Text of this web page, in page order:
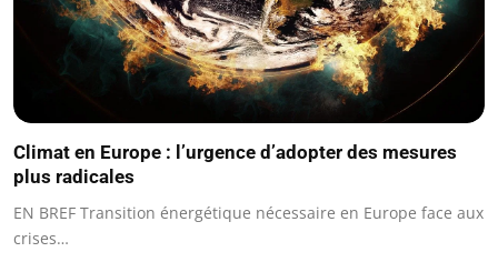
Climat en Europe : l’urgence d’adopter des mesures
plus radicales
EN BREF Transition énergétique nécessaire en Europe face aux
crises…